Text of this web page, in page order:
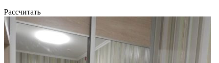
Рассчитать